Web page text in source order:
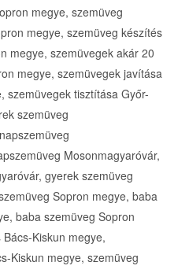
megye, szemüveg
megye, szemüveg készítés
megye, szemüvegek akár 20
megye, szemüvegek javítása
szemüvegek tisztítása Győr-
szemüveg
Mosonmagyaróvár,
gyerek szemüveg
Sopron megye, baba
baba szemüveg Sopron
Kiskun megye,
Kiskun megye, szemüveg